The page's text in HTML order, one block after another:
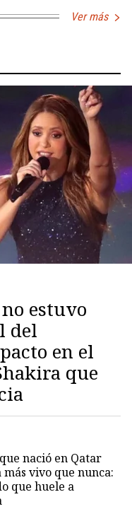
Ver más
estuvo
del
en el
que
nació en Qatar
más vivo que nunca:
que huele a